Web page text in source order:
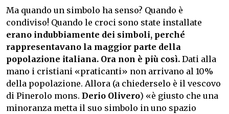
Ma quando un simbolo ha senso? Quando è
condiviso! Quando le croci sono state installate
erano indubbiamente dei simboli, perché
rappresentavano la maggior parte della
popolazione italiana. Ora non è più così. Dati alla
mano i cristiani «praticanti» non arrivano al 10%
della popolazione. Allora (a chiederselo è il vescovo
di Pinerolo mons. Derio Olivero) «è giusto che una
minoranza metta il suo simbolo in uno spazio